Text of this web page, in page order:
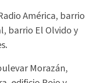
América, barrio
barrio El Olvido y
Morazán,